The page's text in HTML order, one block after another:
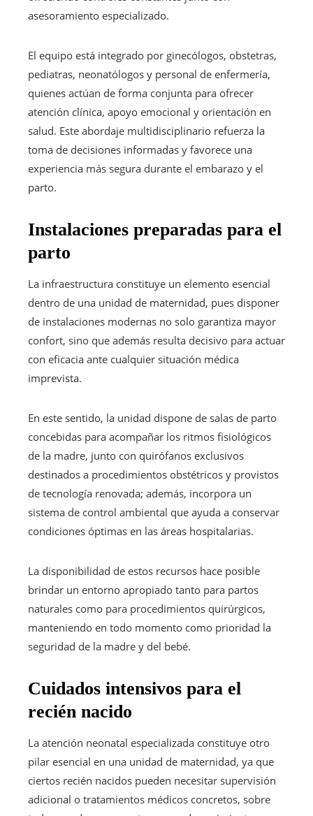
asesoramiento especializado.
El equipo está integrado por ginecólogos, obstetras,
pediatras, neonatólogos y personal de enfermería,
quienes actúan de forma conjunta para ofrecer
atención clínica, apoyo emocional y orientación en
salud. Este abordaje multidisciplinario refuerza la
toma de decisiones informadas y favorece una
experiencia más segura durante el embarazo y el
parto.
Instalaciones preparadas para el
parto
La infraestructura constituye un elemento esencial
dentro de una unidad de maternidad, pues disponer
de instalaciones modernas no solo garantiza mayor
confort, sino que además resulta decisivo para actuar
con eficacia ante cualquier situación médica
imprevista.
En este sentido, la unidad dispone de salas de parto
concebidas para acompañar los ritmos fisiológicos
de la madre, junto con quirófanos exclusivos
destinados a procedimientos obstétricos y provistos
de tecnología renovada; además, incorpora un
sistema de control ambiental que ayuda a conservar
condiciones óptimas en las áreas hospitalarias.
La disponibilidad de estos recursos hace posible
brindar un entorno apropiado tanto para partos
naturales como para procedimientos quirúrgicos,
manteniendo en todo momento como prioridad la
seguridad de la madre y del bebé.
Cuidados intensivos para el
recién nacido
La atención neonatal especializada constituye otro
pilar esencial en una unidad de maternidad, ya que
ciertos recién nacidos pueden necesitar supervisión
adicional o tratamientos médicos concretos, sobre